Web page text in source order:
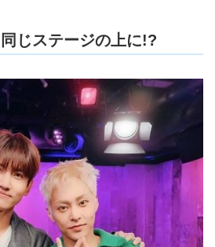
じステージの上に!?